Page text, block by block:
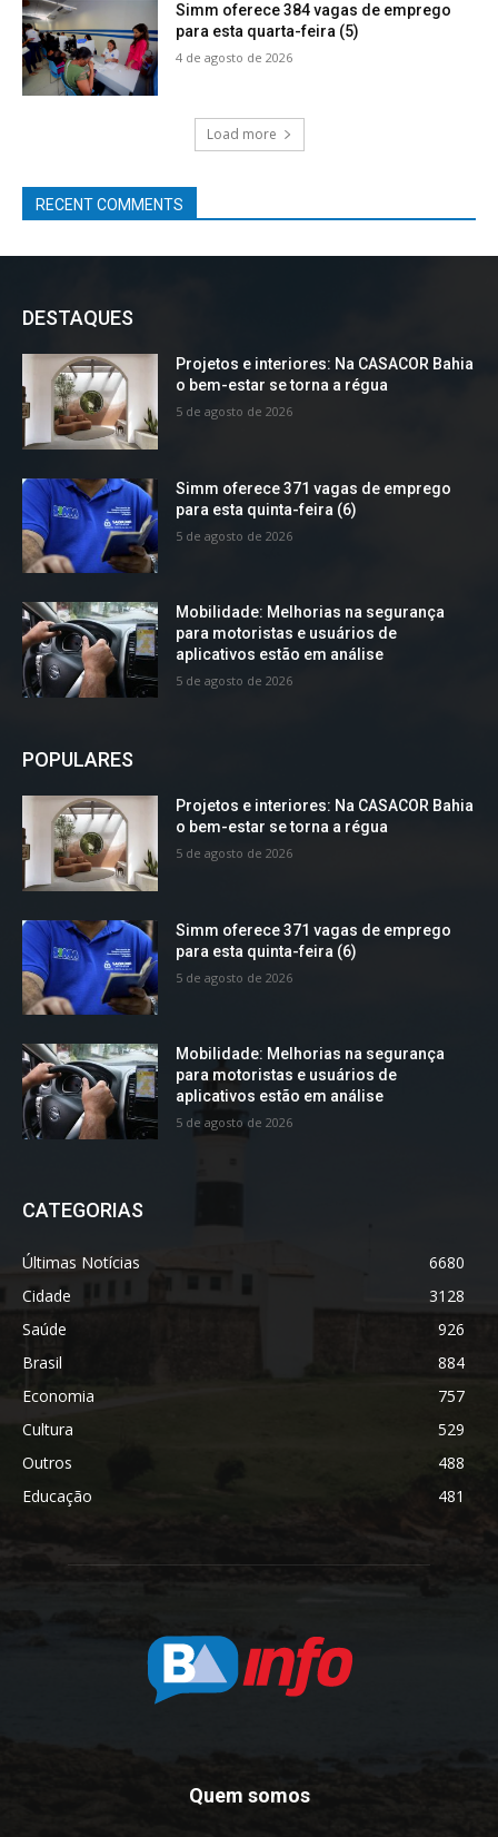
Simm oferece 384 vagas de emprego
para esta quarta-feira (5)
4 de agosto de 2026
Load more
RECENT COMMENTS
DESTAQUES
Projetos e interiores: Na CASACOR Bahia
o bem-estar se torna a régua
5 de agosto de 2026
Simm oferece 371 vagas de emprego
para esta quinta-feira (6)
5 de agosto de 2026
Mobilidade: Melhorias na segurança
para motoristas e usuários de
aplicativos estão em análise
5 de agosto de 2026
POPULARES
Projetos e interiores: Na CASACOR Bahia
o bem-estar se torna a régua
5 de agosto de 2026
Simm oferece 371 vagas de emprego
para esta quinta-feira (6)
5 de agosto de 2026
Mobilidade: Melhorias na segurança
para motoristas e usuários de
aplicativos estão em análise
5 de agosto de 2026
CATEGORIAS
Últimas Notícias
6680
Cidade
3128
Saúde
926
Brasil
884
Economia
757
Cultura
529
Outros
488
Educação
481
Quem somos